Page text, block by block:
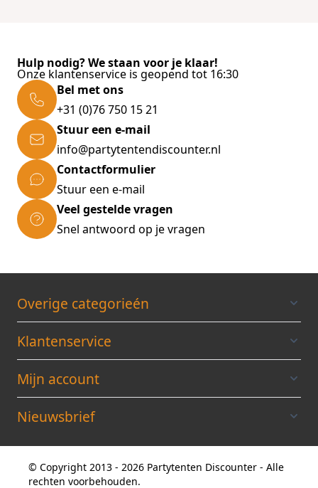
177.5 cm
Dakrand hoogte: 157.5 cm
Nok hoogte: 177.5 cm
Dak afmetingen: LxD: 257 cm x 312 cm
Kleur: antraciet
Gemakkelijke montage
Leveringsomvang:
- 1x tuinschuur
- Opbouw- en montagemateriaal
- Verzending in 4 pakketten
Hulp nodig? We staan voor je klaar!
Onze klantenservice is geopend tot 16:30
Bel met ons
+31 (0)76 750 15 21
Stuur een e-mail
info@partytentendiscounter.nl
Contactformulier
Stuur een e-mail
Veel gestelde vragen
Snel antwoord op je vragen
Overige categorieén
Klantenservice
Mijn account
Nieuwsbrief
© Copyright 2013 - 2026 Partytenten Discounter - Alle
rechten voorbehouden.